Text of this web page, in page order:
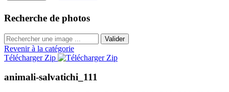
Recherche de photos
Valider
Revenir à la catégorie
Télécharger Zip
animali-salvatichi_111